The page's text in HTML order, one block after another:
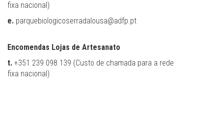
fixa nacional)
e. parquebiologicoserradalousa@adfp.pt
Encomendas Lojas de Artesanato
t. +351 239 098 139 (Custo de chamada para a rede
fixa nacional)